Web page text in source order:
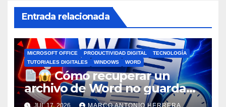
Entrada relacionada
MICROSOFT OFFICE PRODUCTIVIDAD DIGITAL
TECNOLOGÍA
TUTORIALES DIGITALES
WINDOWS WORD
Cómo recuperar un
archivo de Word no guardado
antes de entrar en pánico
JUL 17, 2026 MARCO ANTONIO HERRERA